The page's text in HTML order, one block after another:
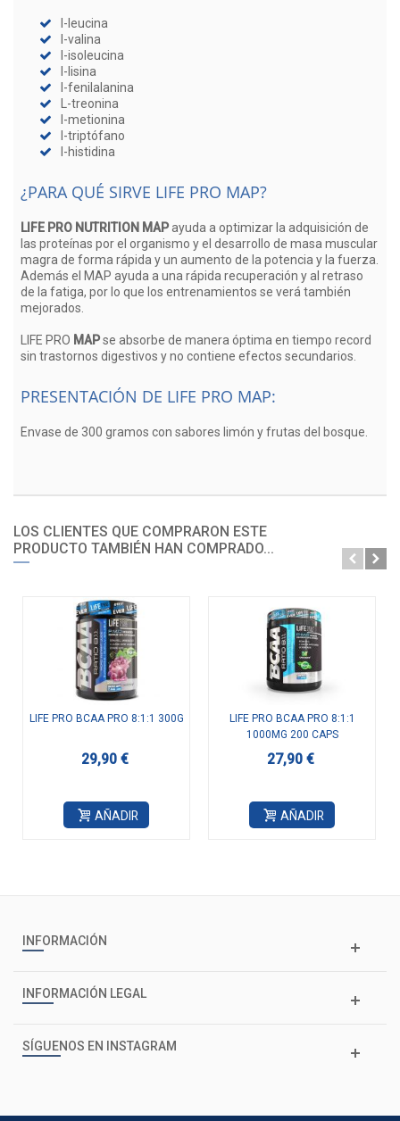
l-leucina
l-valina
l-isoleucina
l-lisina
l-fenilalanina
L-treonina
l-metionina
l-triptófano
l-histidina
¿PARA QUÉ SIRVE LIFE PRO MAP?
LIFE PRO NUTRITION MAPayuda a optimizar la adquisición de
las proteínas por el organismo y el desarrollo de masa muscular
magra de forma rápida y un aumento de la potencia y la fuerza.
Además el MAP ayuda a una rápida recuperación y al retraso
de la fatiga, por lo que los entrenamientos se verá también
mejorados.
LIFE PRO MAPse absorbe de manera óptima en tiempo record
sin trastornos digestivos y no contiene efectos secundarios.
PRESENTACIÓN DE LIFE PRO MAP:
Envase de 300 gramos con sabores limón y frutas del bosque.
LOS CLIENTES QUE COMPRARON ESTE
PRODUCTO TAMBIÉN HAN COMPRADO...
LIFE PRO BCAA PRO 8:1:1 300G
29,90 €
AÑADIR
LIFE PRO BCAA PRO 8:1:1
1000MG 200 CAPS
27,90 €
AÑADIR
INFORMACIÓN
INFORMACIÓN LEGAL
SÍGUENOS EN INSTAGRAM